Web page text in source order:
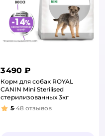
3 490 ₽
Корм для собак ROYAL
CANIN Mini Sterilised
стерилизованных 3кг
Рейтинг:
5 48 отзывов